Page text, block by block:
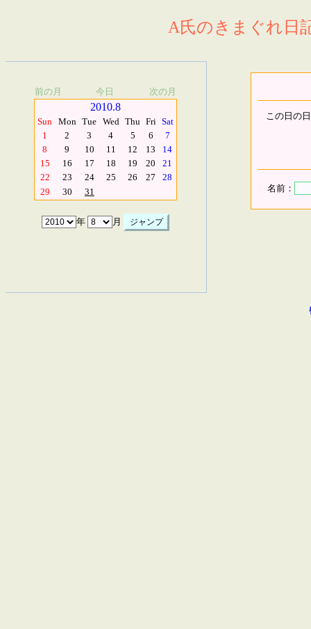
A氏のきまぐれ日
前の月 今日 次の月
2010.8
Sun Mon Tue Wed Thu Fri Sat
1
2 3 4 5 6
7
8
9 10 11 12 13
14
15
16 17 18 19 20
21
22
23 24 25 26 27
28
29
30 31
年 月
この日の
名前：